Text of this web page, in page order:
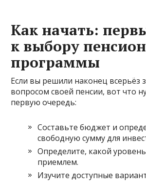
Как начать:
к выбору
программы
Если вы решили наконец всерьёз
вопросом своей пенсии, вот что
первую очередь:
Составьте бюджет и
свободную сумму для
Определите, какой
приемлем.
Изучите доступные